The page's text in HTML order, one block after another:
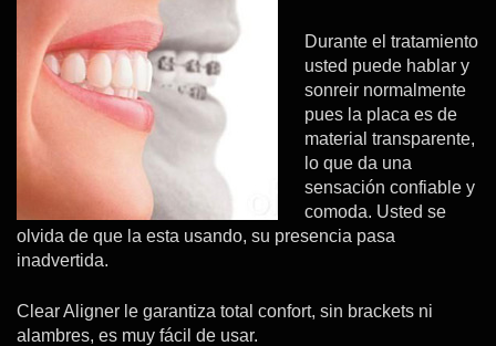
Durante el tratamiento
usted puede hablar y
sonreir normalmente
pues la placa es de
material transparente,
lo que da una
sensación confiable y
comoda. Usted se
olvida de que la esta usando, su presencia pasa
inadvertida.
Clear Aligner le garantiza total confort, sin brackets ni
alambres, es muy fácil de usar.